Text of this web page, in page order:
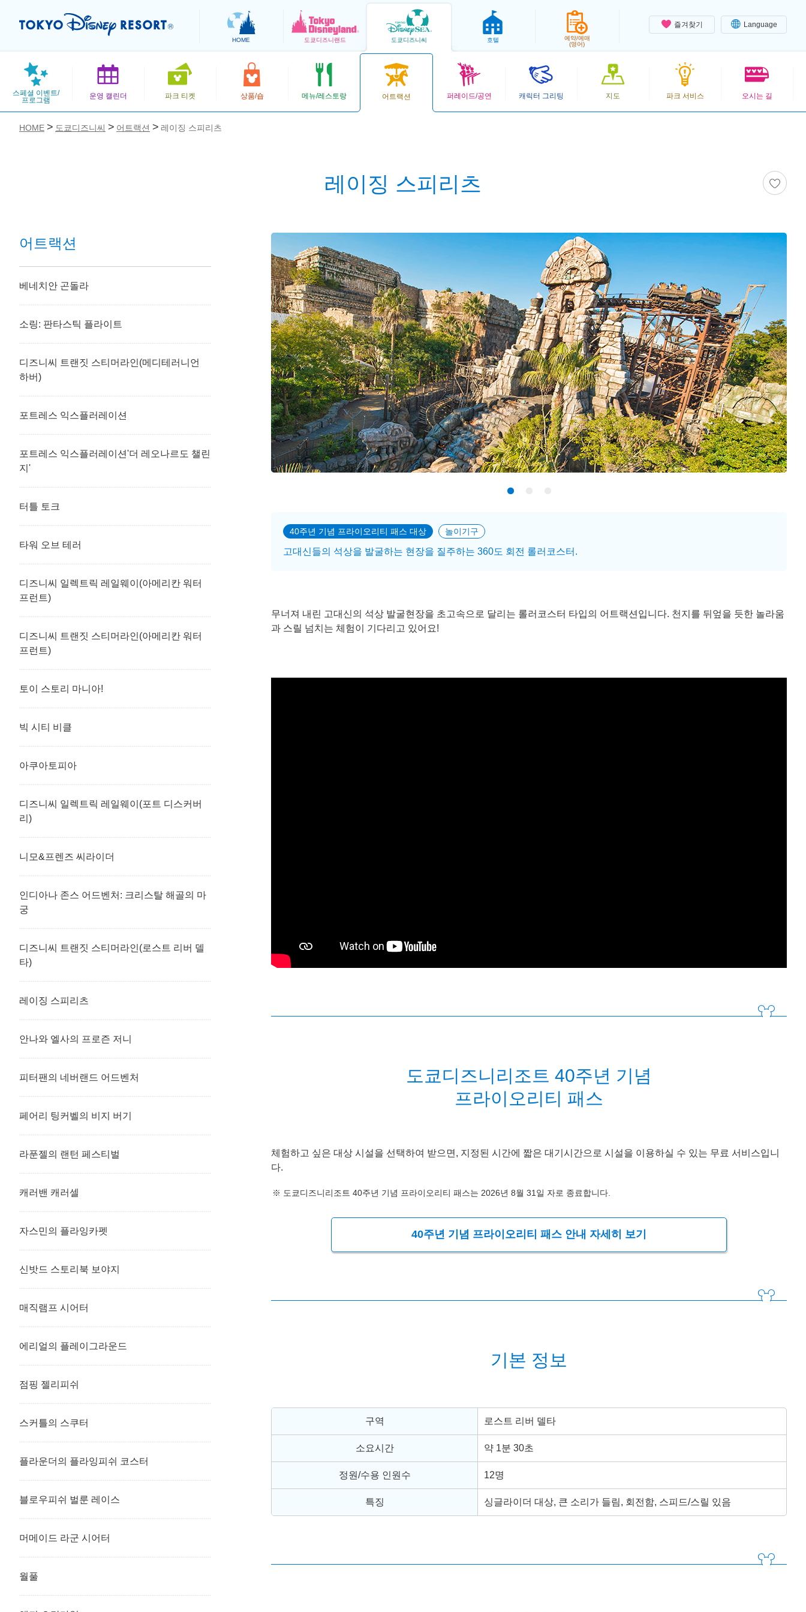
즐겨찾기 Language
HOME 도쿄디즈니랜드 도쿄디즈니씨 호텔
예약/예매
(영어)
스페셜 이벤트/
프로그램
운영 캘린더 파크 티켓 상품/숍 메뉴/레스토랑 어트랙션 퍼레이드/공연 캐릭터 그리팅 지도 파크 서비스 오시는 길
HOME 도쿄디즈니씨 어트랙션 레이징 스피리츠
레이징 스피리츠
40주년 기념 프라이오리티 패스 대상 놀이기구
고대신들의 석상을 발굴하는 현장을 질주하는 360도 회전 롤러코스터.
무너져 내린 고대신의 석상 발굴현장을 초고속으로 달리는 롤러코스터 타입의 어트랙션입니다. 천지를 뒤엎을 듯한 놀라움
과 스릴 넘치는 체험이 기다리고 있어요!
도쿄디즈니리조트 40주년 기념
프라이오리티 패스
체험하고 싶은 대상 시설을 선택하여 받으면, 지정된 시간에 짧은 대기시간으로 시설을 이용하실 수 있는 무료 서비스입니
다.
도쿄디즈니리조트 40주년 기념 프라이오리티 패스는 2026년 8월 31일 자로 종료합니다.
40주년 기념 프라이오리티 패스 안내 자세히 보기
기본 정보
구역 로스트 리버 델타
소요시간 약 1분 30초
정원/수용 인원수 12명
특징 싱글라이더 대상, 큰 소리가 들림, 회전함, 스피드/스릴 있음
어트랙션
베네치안 곤돌라
소링: 판타스틱 플라이트
디즈니씨 트랜짓 스티머라인(메디테러니언
하버)
포트레스 익스플러레이션
포트레스 익스플러레이션'더 레오나르도 챌린
지'
터틀 토크
타워 오브 테러
디즈니씨 일렉트릭 레일웨이(아메리칸 워터
프런트)
디즈니씨 트랜짓 스티머라인(아메리칸 워터
프런트)
토이 스토리 마니아!
빅 시티 비클
아쿠아토피아
디즈니씨 일렉트릭 레일웨이(포트 디스커버
리)
니모&프렌즈 씨라이더
인디아나 존스 어드벤처: 크리스탈 해골의 마
궁
디즈니씨 트랜짓 스티머라인(로스트 리버 델
타)
레이징 스피리츠
안나와 엘사의 프로즌 저니
피터팬의 네버랜드 어드벤처
페어리 팅커벨의 비지 버기
라푼젤의 랜턴 페스티벌
캐러밴 캐러셀
자스민의 플라잉카펫
신밧드 스토리북 보야지
매직램프 시어터
에리얼의 플레이그라운드
점핑 젤리피쉬
스커틀의 스쿠터
플라운더의 플라잉피쉬 코스터
블로우피쉬 벌룬 레이스
머메이드 라군 시어터
월풀